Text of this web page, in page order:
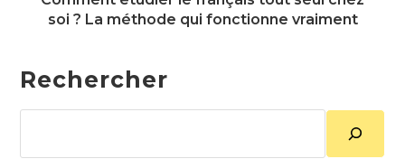
soi ? La méthode qui fonctionne vraiment
Rechercher